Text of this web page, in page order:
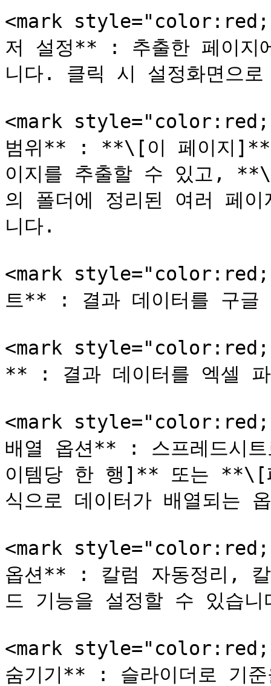
<mark
저 설정** : 추출한 페이지
니다. 클릭 시 설정화면으
<mark
범위** : **\[이 페이지]**
이지를 추출할 수 있고,
의 폴더에 정리된 여러 페
니다.
<mark
트** : 결과 데이터를 구글
<mark
** : 결과 데이터를 엑셀 파
<mark
배열 옵션** : 스프레드시
이템당 한 행]** 또는 **\[
식으로 데이터가 배열되는
<mark
옵션** : 칼럼 자동정리, 칼
드 기능을 설정할 수 있습
<mark
숨기기** : 슬라이더로 기